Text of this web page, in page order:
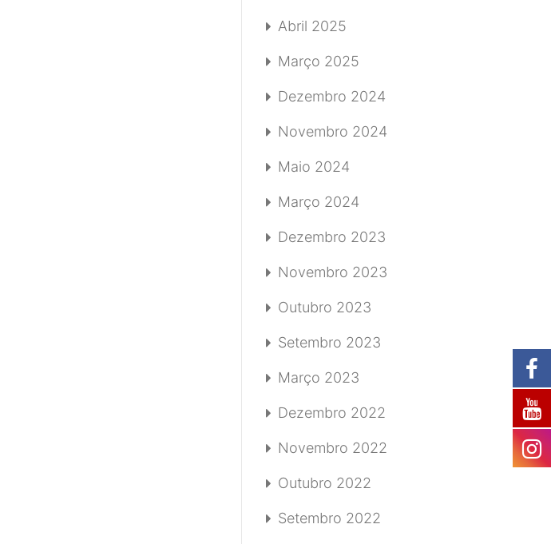
Abril 2025
Março 2025
Dezembro 2024
Novembro 2024
Maio 2024
Março 2024
Dezembro 2023
Novembro 2023
Outubro 2023
Setembro 2023
Março 2023
Dezembro 2022
Novembro 2022
Outubro 2022
Setembro 2022